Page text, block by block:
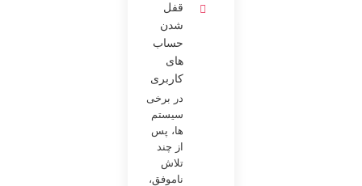
قفل
شدن
حساب
های
کاربری
در برخی
سیستم
ها، پس
از چند
تلاش
ناموفق،